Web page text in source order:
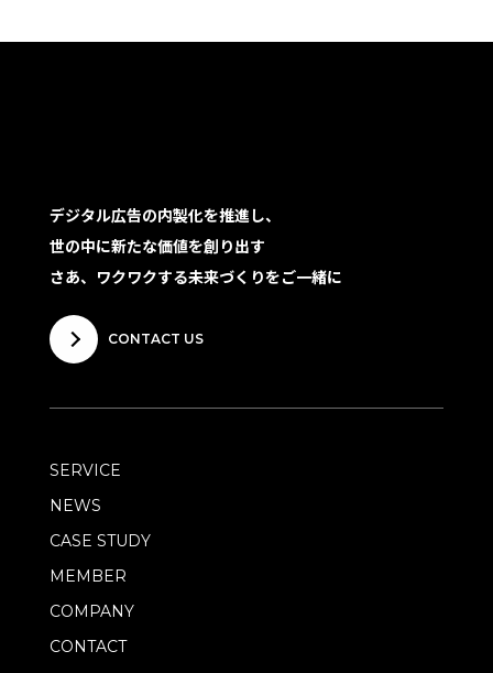
デジタル広告の内製化を推進し、
世の中に新たな価値を創り出す
さあ、ワクワクする未来づくりをご一緒に
CONTACT US
SERVICE
NEWS
CASE STUDY
MEMBER
COMPANY
CONTACT